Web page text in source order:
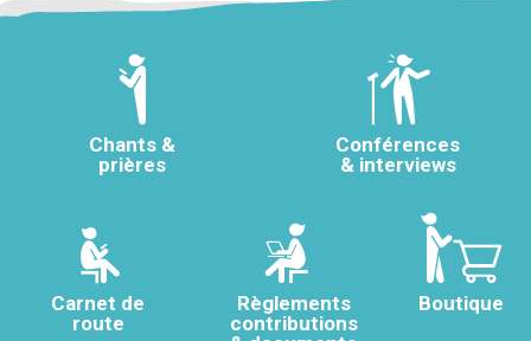
Chants &
prières
Conférences
& interviews
Carnet de
route
Règlements
contributions
Boutique